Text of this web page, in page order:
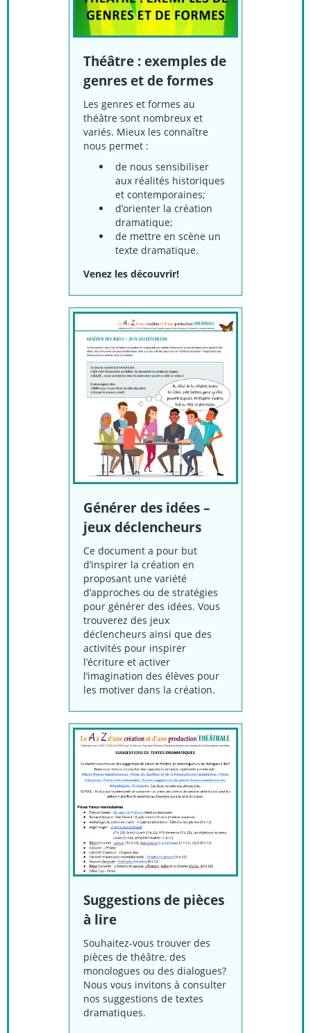
Théâtre : exemples de
genres et de formes
Les genres et formes au
théâtre sont nombreux et
variés. Mieux les connaître
nous permet :
de nous sensibiliser
aux réalités historiques
et contemporaines;
d’orienter la création
dramatique;
de mettre en scène un
texte dramatique.
Venez les découvrir!
Générer des idées –
jeux déclencheurs
Ce document a pour but
d’inspirer la création en
proposant une variété
d’approches ou de stratégies
pour générer des idées. Vous
trouverez des jeux
déclencheurs ainsi que des
activités pour inspirer
l’écriture et activer
l’imagination des élèves pour
les motiver dans la création.
Suggestions de pièces
à lire
Souhaitez-vous trouver des
pièces de théâtre, des
monologues ou des dialogues?
Nous vous invitons à consulter
nos suggestions de textes
dramatiques.